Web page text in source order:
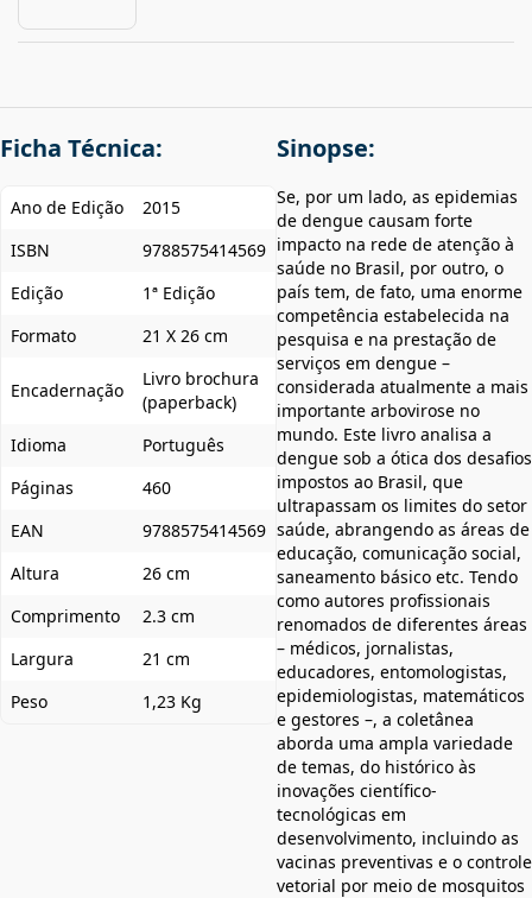
Ficha Técnica:
Ano de Edição
2015
ISBN
9788575414569
Edição
1ª Edição
Formato
21 X 26 cm
Encadernação
Livro brochura
(paperback)
Idioma
Português
Páginas
460
EAN
9788575414569
Altura
26 cm
Comprimento
2.3 cm
Largura
21 cm
Peso
1,23 Kg
Sinopse:
Se, por um lado, as epidemias
de dengue causam forte
impacto na rede de atenção à
saúde no Brasil, por outro, o
país tem, de fato, uma enorme
competência estabelecida na
pesquisa e na prestação de
serviços em dengue –
considerada atualmente a mais
importante arbovirose no
mundo. Este livro analisa a
dengue sob a ótica dos desafios
impostos ao Brasil, que
ultrapassam os limites do setor
saúde, abrangendo as áreas de
educação, comunicação social,
saneamento básico etc. Tendo
como autores profissionais
renomados de diferentes áreas
– médicos, jornalistas,
educadores, entomologistas,
epidemiologistas, matemáticos
e gestores –, a coletânea
aborda uma ampla variedade
de temas, do histórico às
inovações científico-
tecnológicas em
desenvolvimento, incluindo as
vacinas preventivas e o controle
vetorial por meio de mosquitos